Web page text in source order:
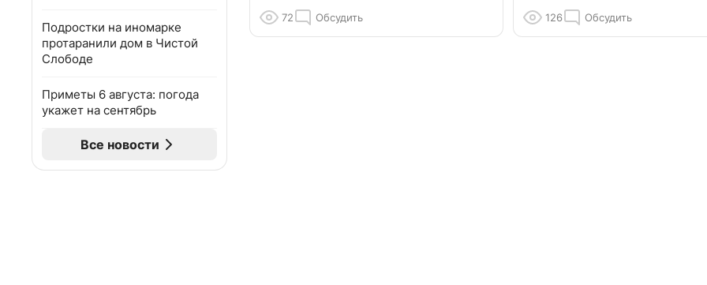
Подростки на иномарке
протаранили дом в Чистой
Слободе
Приметы 6 августа: погода
укажет на сентябрь
Все новости
72 Обсудить 126 Обсудить